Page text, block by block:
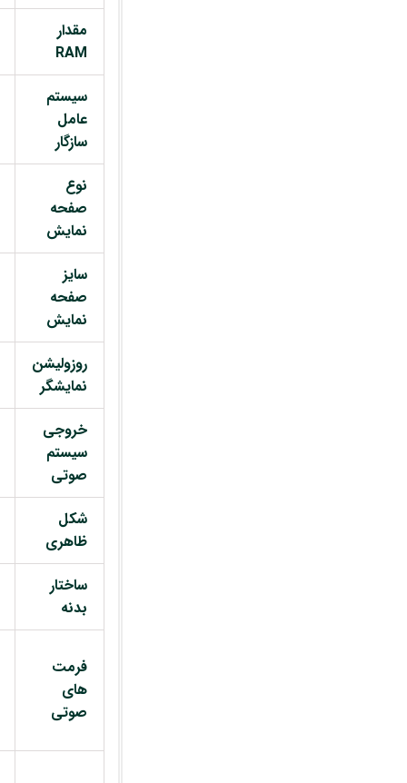
مقدار
RAM
سیستم
عامل
سازگار
نوع
صفحه
نمایش
سایز
صفحه
نمایش
روزولیشن
نمایشگر
خروجی
سیستم
صوتی
شکل
ظاهری
ساختار
بدنه
فرمت
های
صوتی